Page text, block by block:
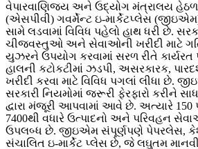
વેપારવાણિજ્ય અને ઉદ્યોગ મંત્રાલય હેઠળ
(એસપીવી) ગવર્મેન્ટ ઇ-માર્કેટપ્લેસ
સામે લડવામાં વિવિધ પહેલો હાથ ધરી છે.
ચીજવસ્તુઓ અને સેવાઓની ખરીદી માટે
યુઝરને ઉપયોગ કરવામાં સરળ રીતે
હાલની કટોકટીમાં ઝડપી, અસરકારક,
ખરીદી કરવા માટે વિવિધ પગલાં લીધા છે.
સરકારી નિયમોમાં જરૂરી ફેરફારો કરીને
દ્વારા મંજૂરી આપવામાં આવે છે. અત્યારે 150
7400થી વધારે ઉત્પાદનો અને પરિવહન
ઉપલબ્ધ છે. જીઇએમ સંપૂર્ણપણે પેપરલેસ,
સંચાલિત ઇ-માર્કેટ પ્લેસ છે, જે લઘુતમ